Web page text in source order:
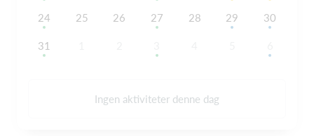
24 25 26 27 28 29 30
31
Ingen aktiviteter denne dag